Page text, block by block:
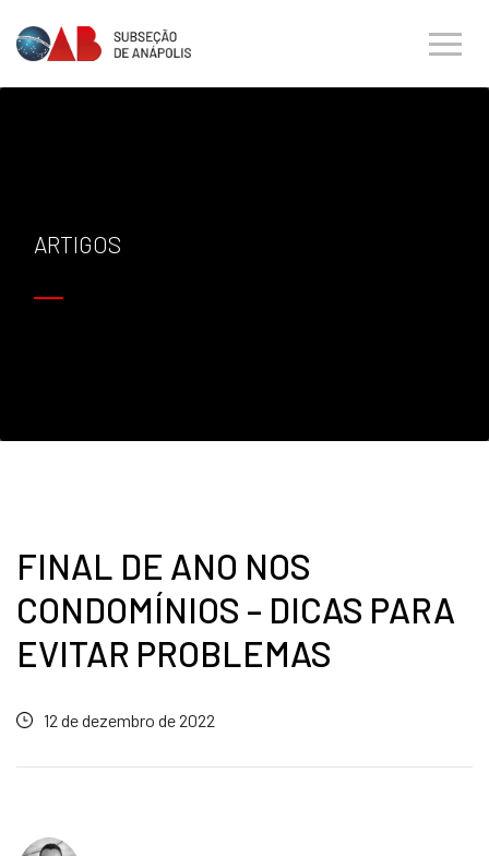
ARTIGOS
FINAL DE ANO NOS
CONDOMÍNIOS – DICAS PARA
EVITAR PROBLEMAS
12 de dezembro de 2022